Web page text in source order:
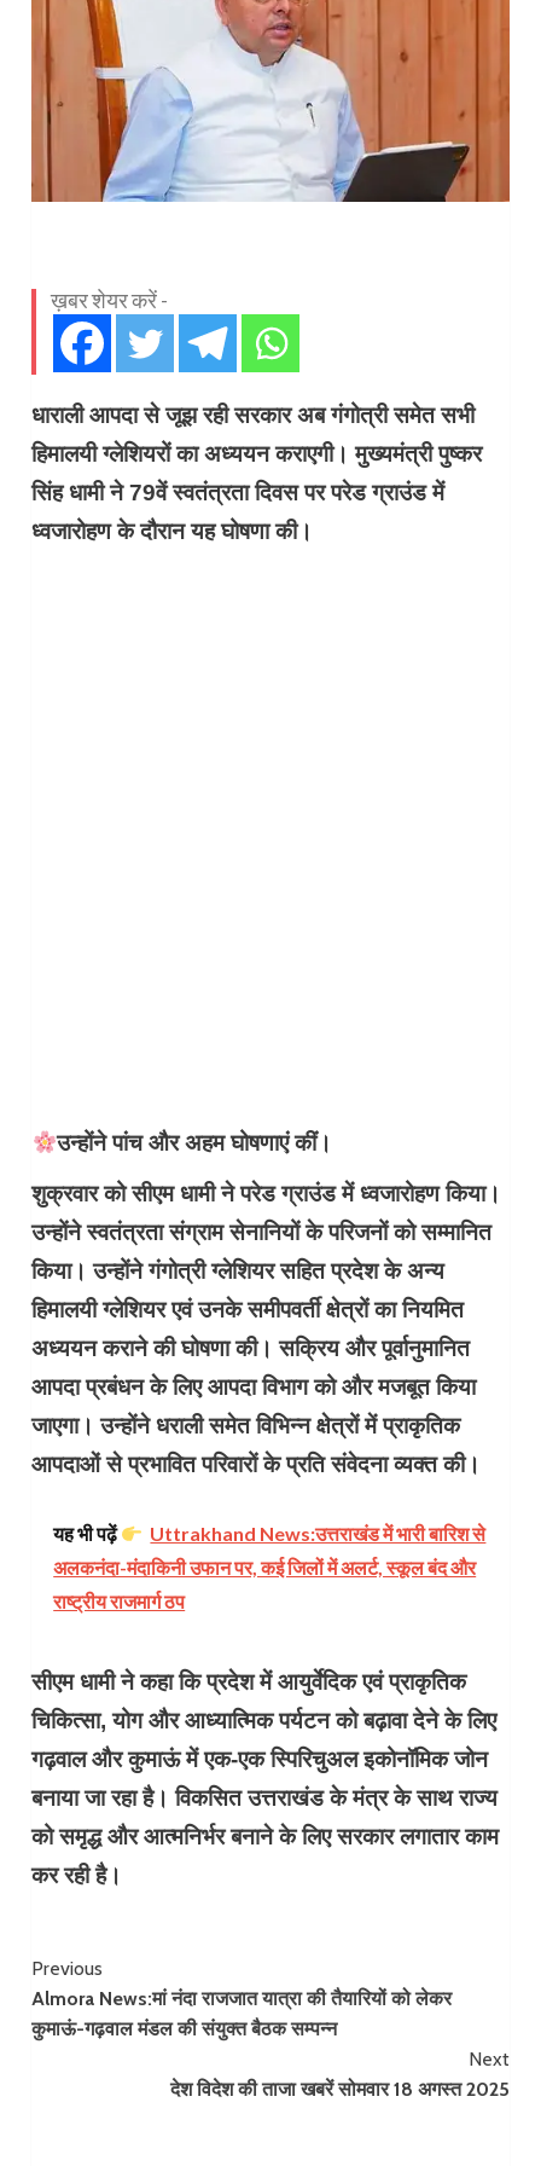
ख़बर शेयर करें -
धाराली आपदा से जूझ रही सरकार अब गंगोत्री समेत सभी
हिमालयी ग्लेशियरों का अध्ययन कराएगी। मुख्यमंत्री पुष्कर
सिंह धामी ने 79वें स्वतंत्रता दिवस पर परेड ग्राउंड में
ध्वजारोहण के दौरान यह घोषणा की।
उन्होंने पांच और अहम घोषणाएं कीं।
शुक्रवार को सीएम धामी ने परेड ग्राउंड में ध्वजारोहण किया।
उन्होंने स्वतंत्रता संग्राम सेनानियों के परिजनों को सम्मानित
किया। उन्होंने गंगोत्री ग्लेशियर सहित प्रदेश के अन्य
हिमालयी ग्लेशियर एवं उनके समीपवर्ती क्षेत्रों का नियमित
अध्ययन कराने की घोषणा की। सक्रिय और पूर्वानुमानित
आपदा प्रबंधन के लिए आपदा विभाग को और मजबूत किया
जाएगा। उन्होंने धराली समेत विभिन्न क्षेत्रों में प्राकृतिक
आपदाओं से प्रभावित परिवारों के प्रति संवेदना व्यक्त की।
यह भी पढ़ें
Uttrakhand News:उत्तराखंड में भारी बारिश से
अलकनंदा-मंदाकिनी उफान पर, कई जिलों में अलर्ट, स्कूल बंद और
राष्ट्रीय राजमार्ग ठप
सीएम धामी ने कहा कि प्रदेश में आयुर्वेदिक एवं प्राकृतिक
चिकित्सा, योग और आध्यात्मिक पर्यटन को बढ़ावा देने के लिए
गढ़वाल और कुमाऊं में एक-एक स्पिरिचुअल इकोनॉमिक जोन
बनाया जा रहा है। विकसित उत्तराखंड के मंत्र के साथ राज्य
को समृद्ध और आत्मनिर्भर बनाने के लिए सरकार लगातार काम
कर रही है।
Continue
Reading
Previous
Almora News:मां नंदा राजजात यात्रा की तैयारियों को लेकर
कुमाऊं-गढ़वाल मंडल की संयुक्त बैठक सम्पन्न
Next
देश विदेश की ताजा खबरें सोमवार 18 अगस्त 2025